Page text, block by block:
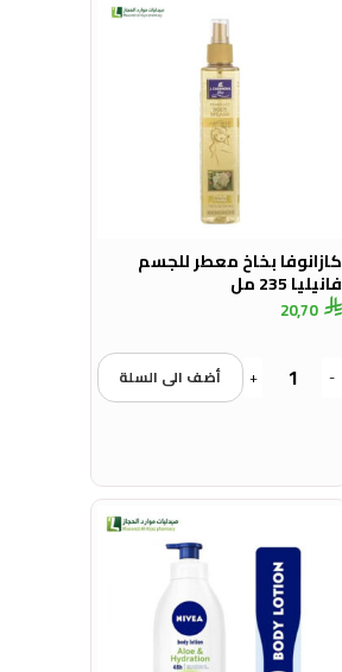
كازانوفا بخاخ معطر للجسم
فانيليا 235 مل
20,70
-
+ أضف الى السلة